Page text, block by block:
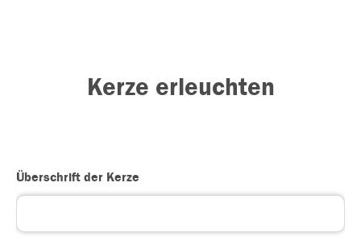
Kerze erleuchten
Überschrift der Kerze